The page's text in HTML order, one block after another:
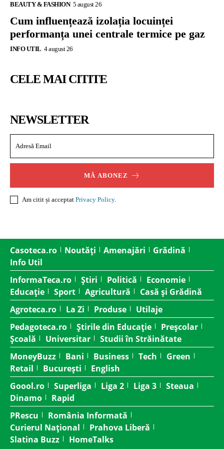
BEAUTY & FASHION 5 august 26
Cum influențează izolația locuinței
performanța unei centrale termice pe gaz
INFO UTIL 4 august 26
CELE MAI CITITE
NEWSLETTER
MĂ ABONEZ
Am citit și acceptat Privacy Policy.
Casoteca.ro Noutăți Amenajări
Grădină
Info Util
InformaTeca.ro
Știri Politică
Economie
Educație
Sport Agricultură
Casă și Grădină
Agroteca.ro
La Zi Produse
Utilaje
Pedagoteca.ro
Știrile din Educație
Preșcolar
Școală
Universitar
Studii în Străinătate
MoneyBuzz
Bani Business Tech
Green
Retail
București
English
Goool.ro
Superliga Liga 2 Liga 3
Steaua
Dinamo
Rapid
PRescu
România Informată
Curierul Național
Prahova Liberă
Slatina Buzz
HomeTalks